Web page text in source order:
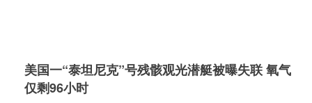
美国一“泰坦尼克”号残骸观光潜艇被曝失联 氧气
仅剩96小时